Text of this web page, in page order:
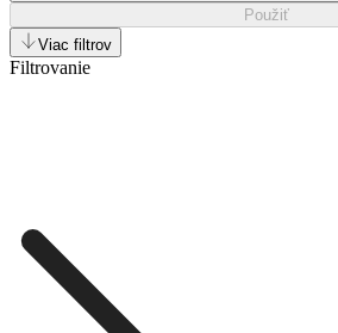
Použiť
Viac filtrov
Filtrovanie